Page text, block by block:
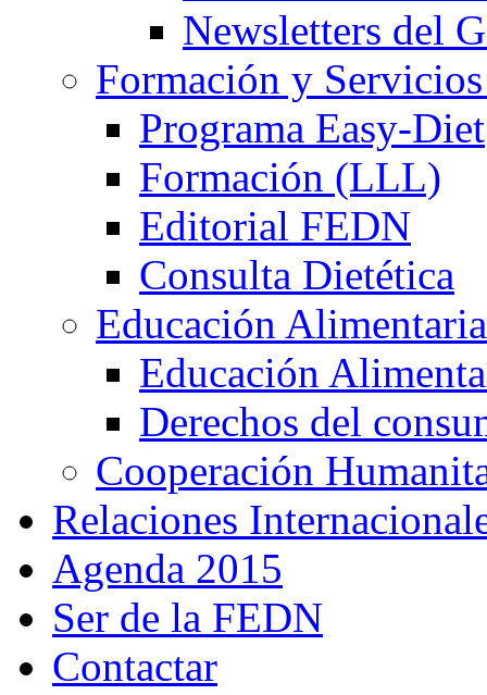
Newsletters del
Formación y
Programa Easy-Diet
Formación (LLL)
Editorial FEDN
Consulta Dietética
Educación Alimentaria
Educación
Derechos del
Cooperación
Relaciones
Agenda 2015
Ser de la FEDN
Contactar